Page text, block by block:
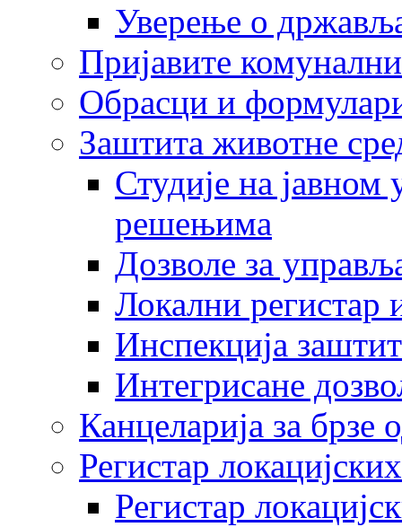
Уверење о
Пријавите
Обрасци и
Заштита животне
Студије на
решењима
Дозволе за
Локални регистар
Инспекција
Интегрисане
Канцеларија за брзе
Регистар
Регистар